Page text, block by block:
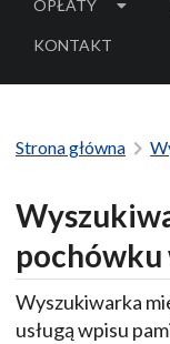
OPŁATY
KONTAKT
Strona główna
pochówku
Wyszukiwarka
usługą wpisu